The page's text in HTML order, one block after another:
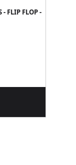
- FLIP FLOP -